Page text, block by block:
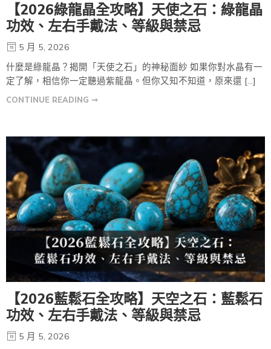
【2026綠龍晶全攻略】天使之石：綠龍晶
功效、左右手戴法、等級與禁忌
5 月 5, 2026
什麼是綠龍晶？揭開「天使之石」的神秘面紗 如果你對水晶有一
定了解，相信你一定聽過紫龍晶。但你又知不知道，原來還 […]
CONTINUE READING ➞
【2026藍鬆石全攻略】天空之石：藍鬆石
功效、左右手戴法、等級與禁忌
5 月 5, 2026